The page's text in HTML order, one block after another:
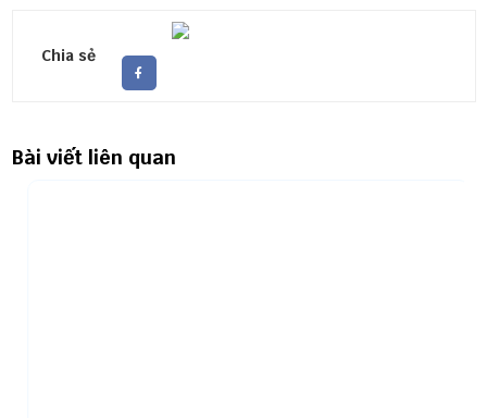
Chia sẻ
Bài viết liên quan